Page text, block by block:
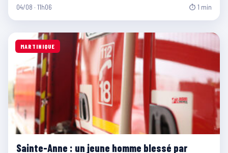
04/08 · 11h06 ⏱ 1 min
MARTINIQUE
Sainte-Anne : un jeune homme blessé par